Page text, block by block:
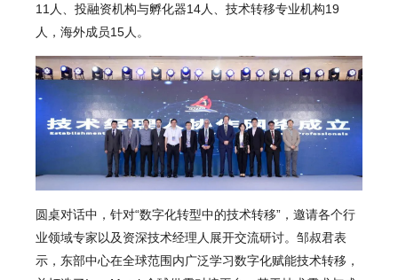
11人、投融资机构与孵化器14人、技术转移专业机构19
人，海外成员15人。
圆桌对话中，针对“数字化转型中的技术转移”，邀请各个行
业领域专家以及资深技术经理人展开交流研讨。 邹叔君表
示，东部中心在全球范围内广泛学习数字化赋能技术转移，